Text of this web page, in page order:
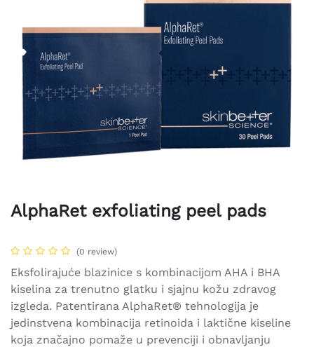
AlphaRet exfoliating peel pads
(0 review)
Eksfolirajuće blazinice s kombinacijom AHA i BHA
kiselina za trenutno glatku i sjajnu kožu zdravog
izgleda. Patentirana AlphaRet® tehnologija je
jedinstvena kombinacija retinoida i laktične kiseline
koja značajno pomaže u prevenciji i obnavljanju